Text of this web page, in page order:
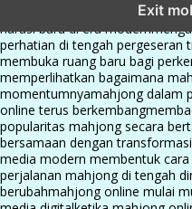
Exit
dari komunitas
narasi baru di era modern
perhatian di tengah pergeseran
membuka ruang baru bagi
memperlihatkan bagaimana
momentumnyamahjong dalam
online terus berkembang
popularitas mahjong secara
bersamaan dengan
media modern membentuk
perjalanan mahjong di tengah
berubahmahjong online mulai